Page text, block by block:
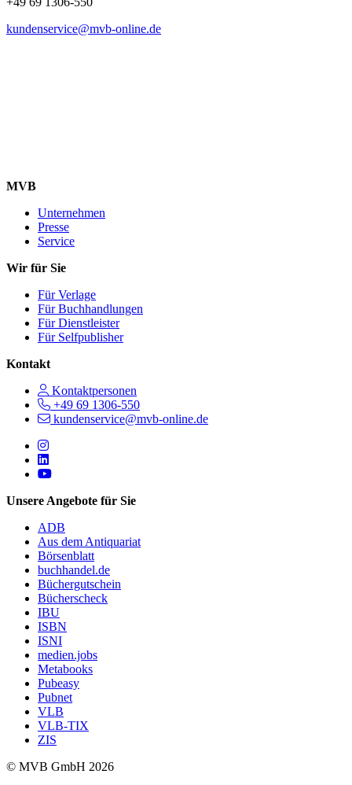
kundenservice@mvb-online.de
MVB
Unternehmen
Presse
Service
Wir für Sie
Für Verlage
Für Buchhandlungen
Für Dienstleister
Für Selfpublisher
Kontakt
Kontaktpersonen
+49 69 1306-550
kundenservice@mvb-online.de
Follow us on https://www.instagram.com/lifeatmvb/
Follow us on https://www.linkedin.com/company/mvbbooks
Follow us on https://www.youtube.com/@mvbbooks
Unsere Angebote für Sie
ADB
Aus dem Antiquariat
Börsenblatt
buchhandel.de
Büchergutschein
Bücherscheck
IBU
ISBN
ISNI
medien.jobs
Metabooks
Pubeasy
Pubnet
VLB
VLB-TIX
ZIS
© MVB GmbH 2026